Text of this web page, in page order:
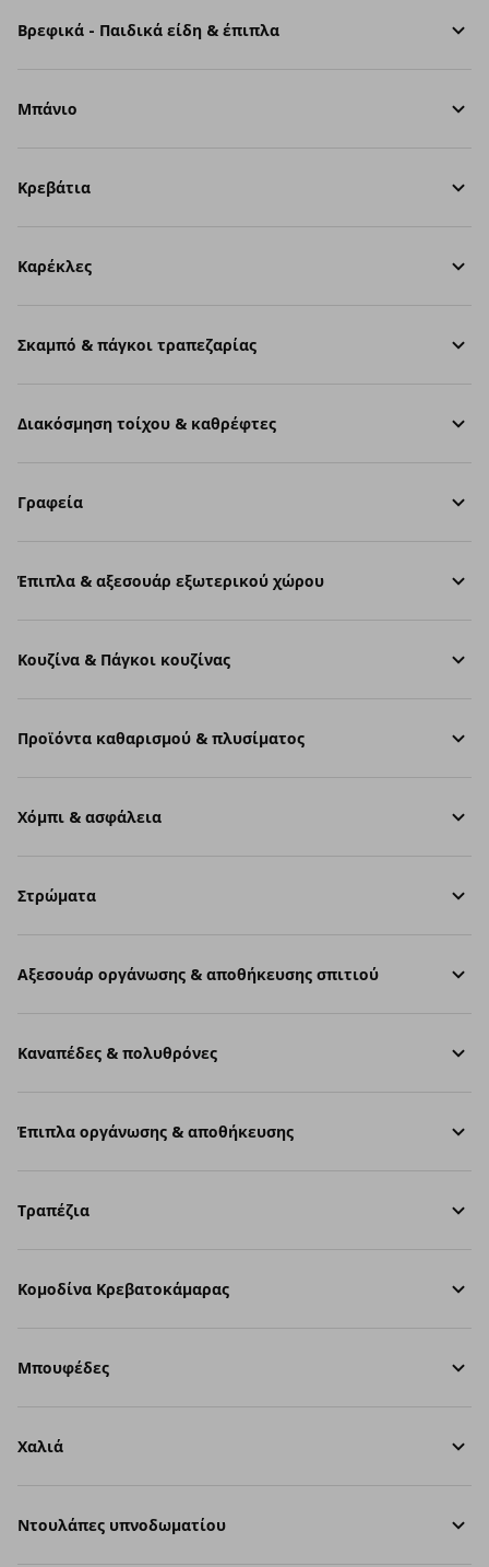
Βρεφικά - Παιδικά είδη & έπιπλα
Μπάνιο
Κρεβάτια
Καρέκλες
Σκαμπό & πάγκοι τραπεζαρίας
Διακόσμηση τοίχου & καθρέφτες
Γραφεία
Έπιπλα & αξεσουάρ εξωτερικού χώρου
Κουζίνα & Πάγκοι κουζίνας
Προϊόντα καθαρισμού & πλυσίματος
Χόμπι & ασφάλεια
Στρώματα
Aξεσουάρ οργάνωσης & αποθήκευσης σπιτιού
Καναπέδες & πολυθρόνες
Έπιπλα οργάνωσης & αποθήκευσης
Τραπέζια
Κομοδίνα Κρεβατοκάμαρας
Μπουφέδες
Χαλιά
Ντουλάπες υπνοδωματίου